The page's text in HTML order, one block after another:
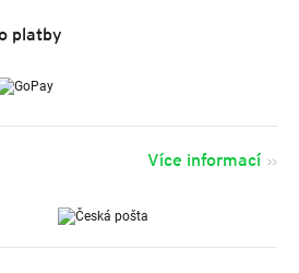
platby
Více informací